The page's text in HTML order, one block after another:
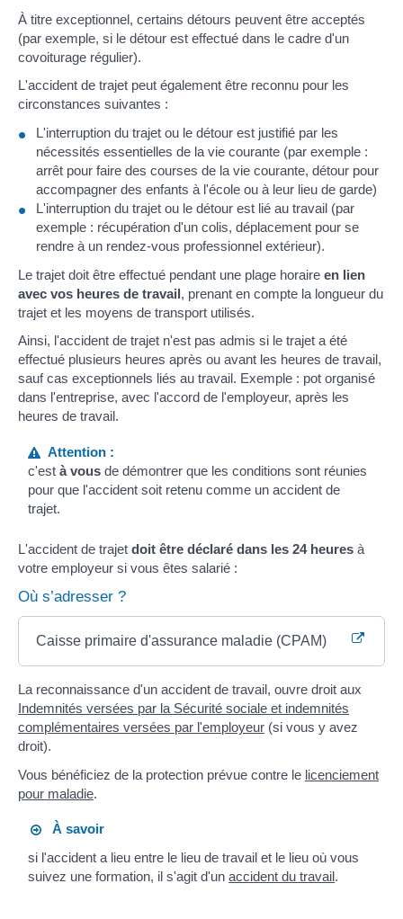
À titre exceptionnel, certains détours peuvent être acceptés
(par exemple, si le détour est effectué dans le cadre d'un
covoiturage régulier).
L'accident de trajet peut également être reconnu pour les
circonstances suivantes :
L'interruption du trajet ou le détour est justifié par les
nécessités essentielles de la vie courante (par exemple :
arrêt pour faire des courses de la vie courante, détour pour
accompagner des enfants à l'école ou à leur lieu de garde)
L'interruption du trajet ou le détour est lié au travail (par
exemple : récupération d'un colis, déplacement pour se
rendre à un rendez-vous professionnel extérieur).
Le trajet doit être effectué pendant une plage horaire en lien
avec vos heures de travail, prenant en compte la longueur du
trajet et les moyens de transport utilisés.
Ainsi, l'accident de trajet n'est pas admis si le trajet a été
effectué plusieurs heures après ou avant les heures de travail,
sauf cas exceptionnels liés au travail. Exemple : pot organisé
dans l'entreprise, avec l'accord de l'employeur, après les
heures de travail.
Attention :
c'està vous de démontrer que les conditions sont réunies
pour que l'accident soit retenu comme un accident de
trajet.
L'accident de trajet doit être déclaré dans les 24 heures à
votre employeur si vous êtes salarié :
Où s’adresser ?
Caisse primaire d'assurance maladie (CPAM)
La reconnaissance d'un accident de travail, ouvre droit aux
Indemnités versées par la Sécurité sociale et indemnités
complémentaires versées par l'employeur (si vous y avez
droit).
Vous bénéficiez de la protection prévue contre le licenciement
pour maladie.
À savoir
si l'accident a lieu entre le lieu de travail et le lieu où vous
suivez une formation, il s'agit d'unaccident du travail.